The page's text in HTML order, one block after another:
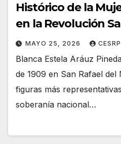
Histórico de la
en la Revolución
MAYO 25, 2026
Blanca Estela Aráuz
de 1909 en San Rafael del
figuras más
soberanía nacional…